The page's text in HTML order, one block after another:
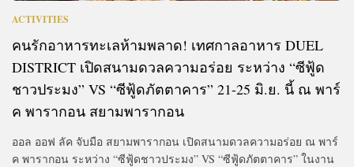
ACTIVITIES
คนรักอาหารทะเลห้ามพลาด! เทศกาลอาหาร DUEL
DISTRICT เปิดสนามดวลความอร่อย ระหว่าง “ซีฟู้ด
ชาวประมง” VS “ซีฟู้ดภัตตาคาร” 21-25 มิ.ย. นี้ ณ พาร์
ค พารากอน สยามพารากอน
ออล ออฟ ลัค จับมือ สยามพารากอน เปิดสนามดวลความอร่อย ณ พาร์
ค พารากอน ระหว่าง “ซีฟู้ดชาวประมง” VS “ซีฟู้ดภัตตาคาร” ในงาน